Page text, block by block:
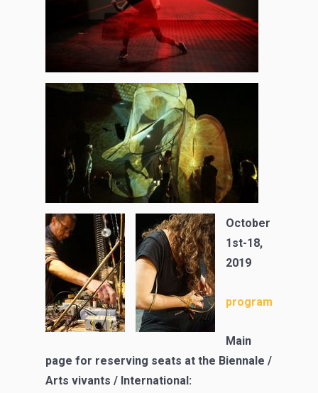
October
1st-18,
2019
program
Main
page for reserving seats at the Biennale /
Arts vivants / International: